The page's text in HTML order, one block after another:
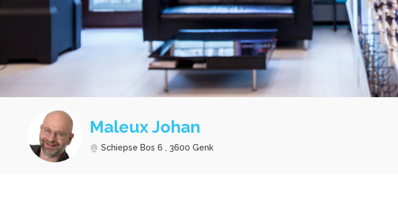
Maleux Johan
Schiepse Bos 6 , 3600 Genk